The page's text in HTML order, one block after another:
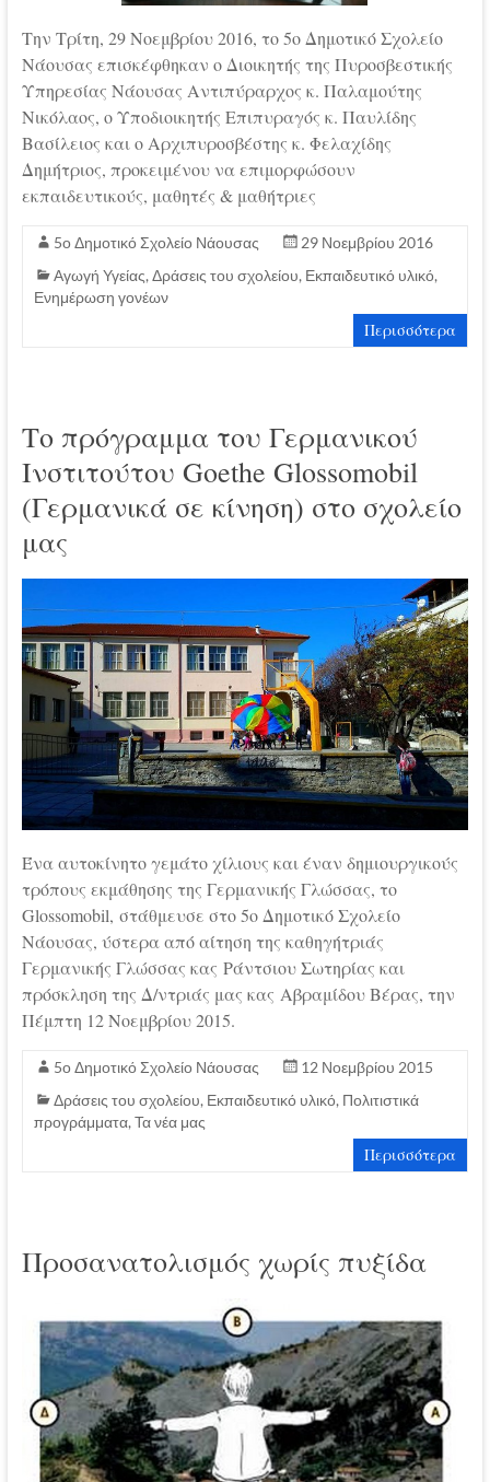
Την Τρίτη, 29 Νοεμβρίου 2016, το 5ο Δημοτικό Σχολείο
Νάουσας επισκέφθηκαν ο Διοικητής της Πυροσβεστικής
Υπηρεσίας Νάουσας Αντιπύραρχος κ. Παλαμούτης
Νικόλαος, ο Υποδιοικητής Επιπυραγός κ. Παυλίδης
Βασίλειος και ο Αρχιπυροσβέστης κ. Φελαχίδης
Δημήτριος, προκειμένου να επιμορφώσουν
εκπαιδευτικούς, μαθητές & μαθήτριες
5ο Δημοτικό Σχολείο Νάουσας
29 Νοεμβρίου 2016
Αγωγή Υγείας, Δράσεις του σχολείου, Εκπαιδευτικό υλικό,
Ενημέρωση γονέων
Περισσότερα
Το πρόγραμμα του Γερμανικού
Ινστιτούτου Goethe Glossomobil
(Γερμανικά σε κίνηση) στο σχολείο
μας
Ένα αυτοκίνητο γεμάτο χίλιους και έναν δημιουργικούς
τρόπους εκμάθησης της Γερμανικής Γλώσσας, το
Glossomobil, στάθμευσε στο 5ο Δημοτικό Σχολείο
Νάουσας, ύστερα από αίτηση της καθηγήτριάς
Γερμανικής Γλώσσας κας Ράντσιου Σωτηρίας και
πρόσκληση της Δ/ντριάς μας κας Αβραμίδου Βέρας, την
Πέμπτη 12 Νοεμβρίου 2015.
5ο Δημοτικό Σχολείο Νάουσας
12 Νοεμβρίου 2015
Δράσεις του σχολείου, Εκπαιδευτικό υλικό, Πολιτιστικά
προγράμματα, Τα νέα μας
Περισσότερα
Προσανατολισμός χωρίς πυξίδα